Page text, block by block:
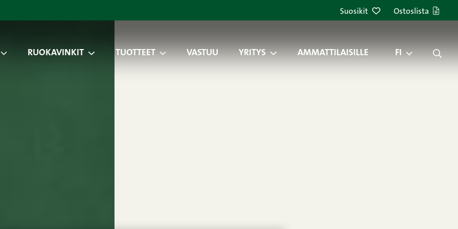
Suosikit Ostoslista
RUOKAVINKIT TUOTTEET VASTUU YRITYS AMMATTILAISILLE FI